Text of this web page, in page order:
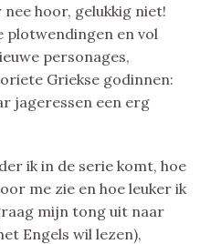
hoor, gelukkig niet!
plotwendingen en vol
personages,
Griekse godinnen:
jageressen een erg
ik in de serie komt, hoe
me zie en hoe leuker ik
mijn tong uit naar
Engels wil lezen),